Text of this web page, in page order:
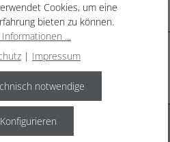
zzgl.
Cookies, um eine
bieten zu können.
...
| Impressum
notwendige
Konfigurieren